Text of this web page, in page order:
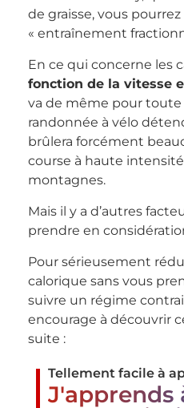
de graisse, vous
« entraînement
En ce qui concerne les
fonction de la vitesse
va de même pour
randonnée à vélo
brûlera forcément
course à haute
montagnes.
Mais il y a d’autres
prendre en
Pour sérieusement
calorique sans vous
suivre un régime
encourage à découvrir
suite :
Tellement facile à
J'apprends